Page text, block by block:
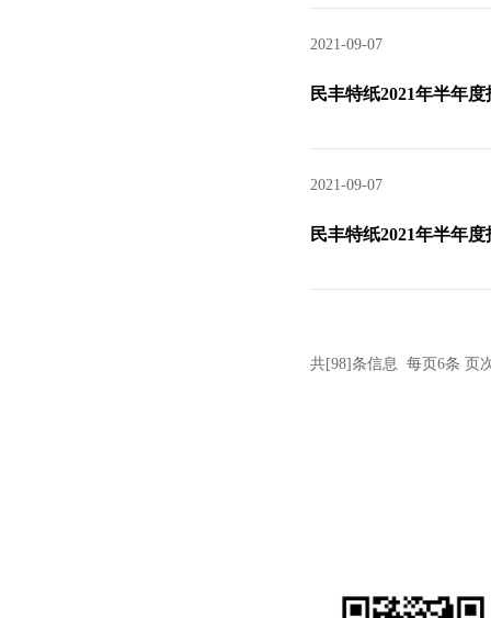
2021-09-07
民丰特纸2021年半年
2021-09-07
民丰特纸2021年半年度
共[98]条信息 每页6条 页